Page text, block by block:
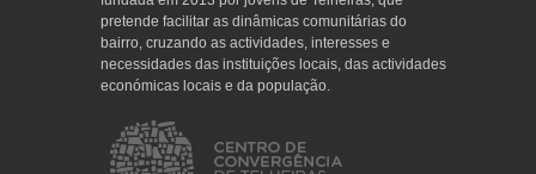
pretende facilitar as dinâmicas comunitárias do
bairro, cruzando as actividades, interesses e
necessidades das instituições locais, das actividades
económicas locais e da população.